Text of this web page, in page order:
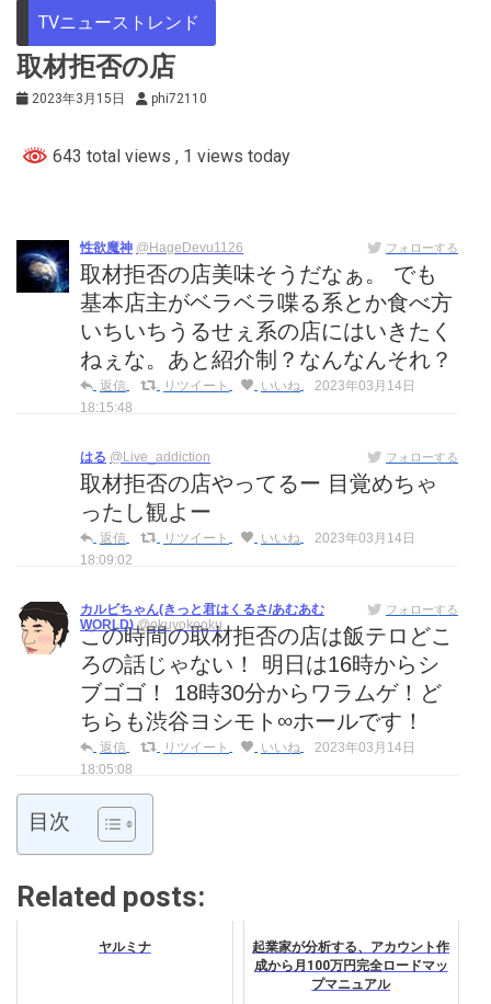
TVニューストレンド
取材拒否の店
2023年3月15日 phi72110
643 total views , 1 views today
性欲魔神 @HageDevu1126 フォローする
取材拒否の店美味そうだなぁ。 でも
基本店主がベラベラ喋る系とか食べ方
いちいちうるせぇ系の店にはいきたく
ねぇな。あと紹介制？なんなんそれ？
返信 リツイート いいね
2023年03月14日
18:15:48
はる @Live_addiction フォローする
取材拒否の店やってるー 目覚めちゃ
ったし観よー
返信 リツイート いいね
2023年03月14日
18:09:02
カルビちゃん(きっと君はくるさ/あむあむ
WORLD) @okuyokooku
フォローする
この時間の取材拒否の店は飯テロどこ
ろの話じゃない！ 明日は16時からシ
ブゴゴ！ 18時30分からワラムゲ！ど
ちらも渋谷ヨシモト∞ホールです！
返信 リツイート いいね
2023年03月14日
18:05:08
目次
Related posts:
ヤルミナ
起業家が分析する、アカウント作
成から月100万円完全ロードマッ
プマニュアル